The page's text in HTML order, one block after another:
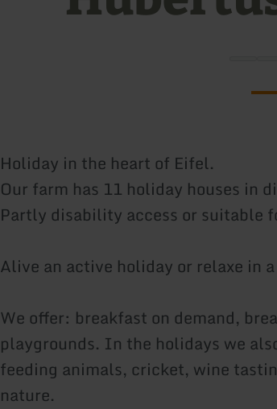
Holiday in the heart of Eifel.
Our farm has 11 holiday houses in
Partly disability access or suitable
Alive an active holiday or relaxe in
We offer: breakfast on demand,
playgrounds. In the holidays we
feeding animals, cricket, wine
nature.